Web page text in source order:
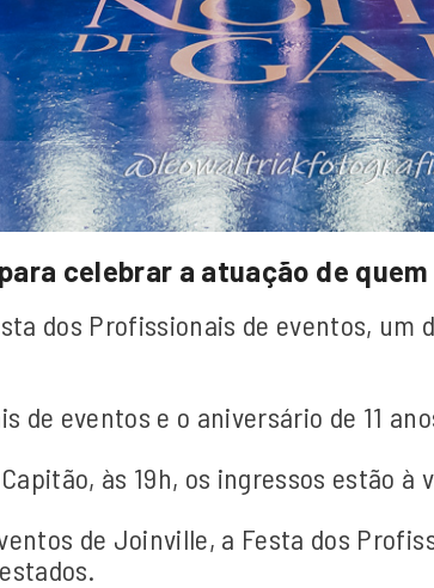
celebrar a atuação de
dos Profissionais de eventos,
de eventos e o aniversário de 11
às 19h, os ingressos estão à
de Joinville, a Festa dos